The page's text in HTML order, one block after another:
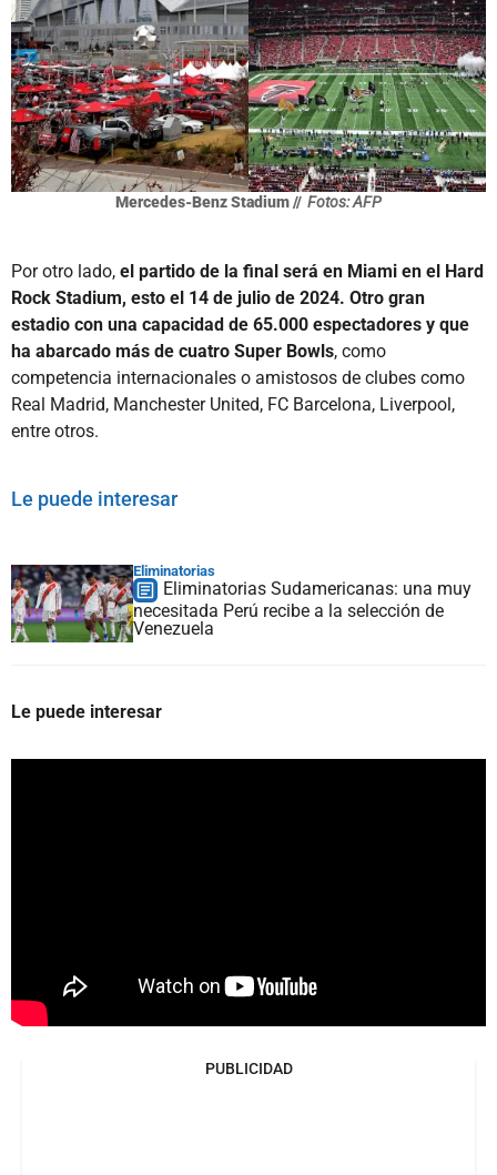
Mercedes-Benz Stadium // Fotos: AFP
Por otro lado, el partido de la final será en Miami en el Hard
Rock Stadium, esto el 14 de julio de 2024. Otro gran
estadio con una capacidad de 65.000 espectadores y que
ha abarcado más de cuatro Super Bowls, como
competencia internacionales o amistosos de clubes como
Real Madrid, Manchester United, FC Barcelona, Liverpool,
entre otros.
Le puede interesar
Eliminatorias
Eliminatorias Sudamericanas: una muy
necesitada Perú recibe a la selección de
Venezuela
Le puede interesar
PUBLICIDAD